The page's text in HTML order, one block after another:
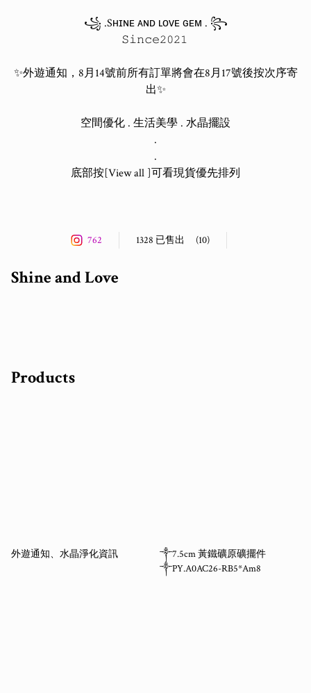
꧁ .Sʜɪɴᴇ ᴀɴᴅ ʟᴏᴠᴇ ɢᴇᴍ . ꧂
𝚂𝚒𝚗𝚌𝚎𝟸𝟶𝟸𝟷
✨外遊通知，8月14號前所有訂單將會在8月17號後按次序寄
出✨
空間優化 . 生活美學 . 水晶擺設
.
.
底部按[View all ]可看現貨優先排列
762 1328 已售出 (10)
Shine and Love
Products
外遊通知、水晶淨化資訊
༒7.5cm 黃鐵礦原礦擺件
༒PY.A0AC26-RB5*Am8